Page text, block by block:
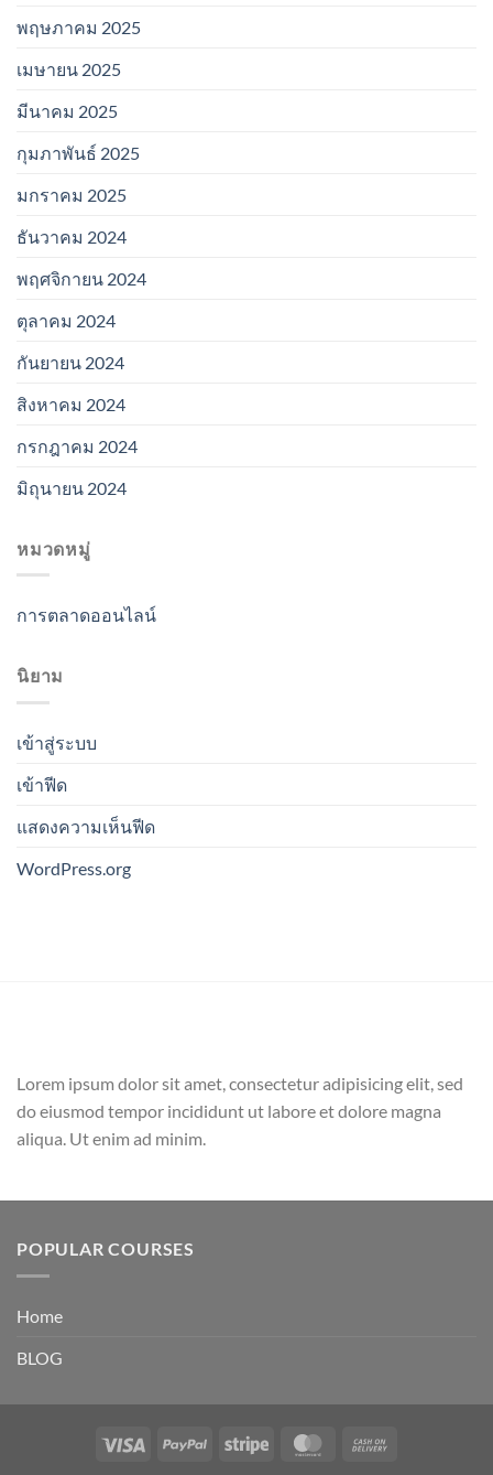
พฤษภาคม 2025
เมษายน 2025
มีนาคม 2025
กุมภาพันธ์ 2025
มกราคม 2025
ธันวาคม 2024
พฤศจิกายน 2024
ตุลาคม 2024
กันยายน 2024
สิงหาคม 2024
กรกฎาคม 2024
มิถุนายน 2024
หมวดหมู่
การตลาดออนไลน์
นิยาม
เข้าสู่ระบบ
เข้าฟีด
แสดงความเห็นฟีด
WordPress.org
Lorem ipsum dolor sit amet, consectetur adipisicing elit, sed
do eiusmod tempor incididunt ut labore et dolore magna
aliqua. Ut enim ad minim.
POPULAR COURSES
Home
BLOG